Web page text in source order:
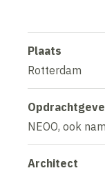
Plaats
Rotterdam
NEOO, ook
Architect